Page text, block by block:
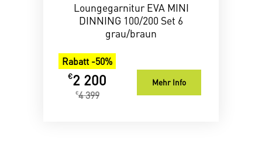
Loungegarnitur EVA MINI
DINNING 100/200 Set 6
grau/braun
Rabatt -50%
€2 200
€4 399
Mehr Info